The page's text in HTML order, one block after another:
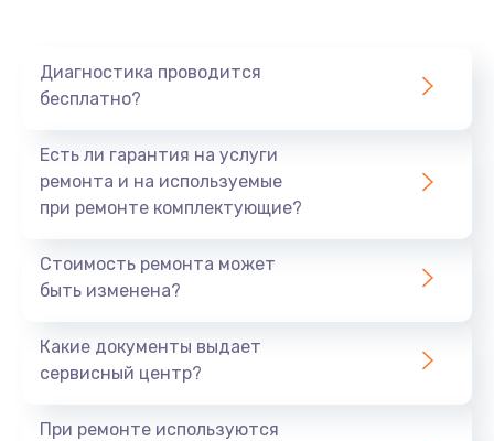
Диагностика проводится
бесплатно?
Есть ли гарантия на услуги
ремонта и на используемые
при ремонте комплектующие?
Стоимость ремонта может
быть изменена?
Какие документы выдает
сервисный центр?
При ремонте используются